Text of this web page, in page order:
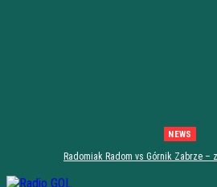
NEWS
Radomiak Radom vs Górnik Zabrze –